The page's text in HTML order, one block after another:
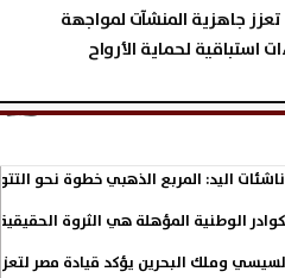
تعزز جاهزية المنشآت لمواجهة
استباقية لحماية الأرواح
اليد: المربع الذهبي خطوة نحو
وملك البحرين يؤكد قيادة مصر